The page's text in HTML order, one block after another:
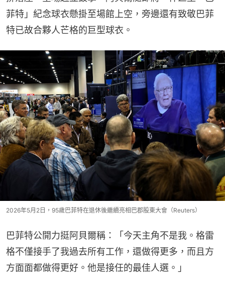
菲特」紀念球衣懸掛至場館上空，旁邊還有致敬巴菲
特已故合夥人芒格的巨型球衣。
2026年5月2日，95歲巴菲特在退休後繼續亮相巴郡股東大會（Reuters）
巴菲特公開力挺阿貝爾稱：「今天主角不是我。格雷
格不僅接手了我過去所有工作，還做得更多，而且方
方面面都做得更好。他是接任的最佳人選。」